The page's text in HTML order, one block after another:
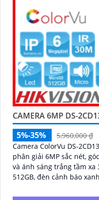
CAMERA 6MP DS-
5%-35%
5,960,000 ₫
Camera ColorVu DS-
phân giải 6MP sắc nét,
và ánh sáng trắng tầm xa 30m. Tích hợp micro, loa, khe
512GB, đèn cảnh báo